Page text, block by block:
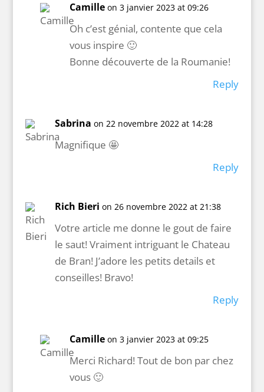
Camille on 3 janvier 2023 at 09:26
Oh c’est génial, contente que cela
vous inspire 🙂
Bonne découverte de la Roumanie!
Reply
Sabrina on 22 novembre 2022 at 14:28
Magnifique 🤩
Reply
Rich Bieri on 26 novembre 2022 at 21:38
Votre article me donne le gout de faire
le saut! Vraiment intriguant le Chateau
de Bran! J’adore les petits details et
conseilles! Bravo!
Reply
Camille on 3 janvier 2023 at 09:25
Merci Richard! Tout de bon par chez
vous 🙂